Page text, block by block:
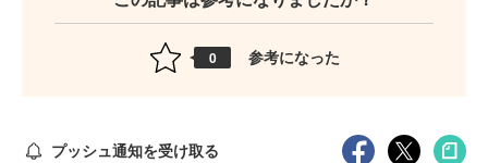
0 参考になった
プッシュ通知を受け取る